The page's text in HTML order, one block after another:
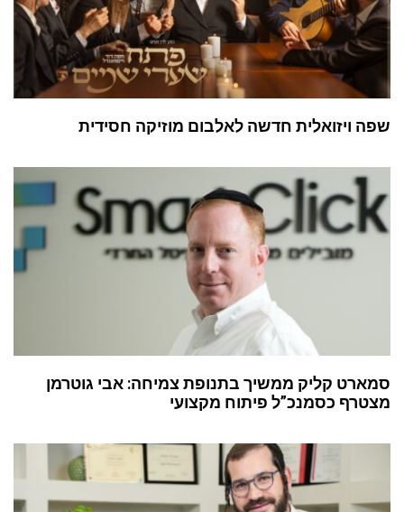
שפה ויזואלית חדשה לאלבום מוזיקה חסידית
סמארט קליק ממשיך בתנופת צמיחה: אבי גוטרמן
מצטרף כסמנכ”ל פיתוח מקצועי